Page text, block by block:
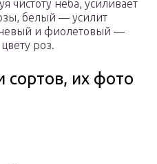
чистоту неба, усиливает
белый — усилит
и фиолетовый —
роз.
сортов, их фото